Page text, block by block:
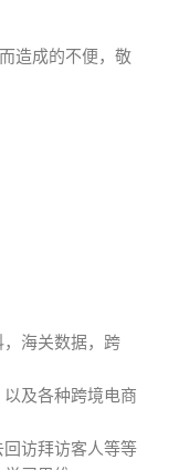
造成的不便，敬
海关数据，跨
及各种跨境电商
访拜访客人等等